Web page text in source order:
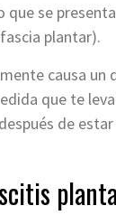
que se
plantar).
causa un
que te
de